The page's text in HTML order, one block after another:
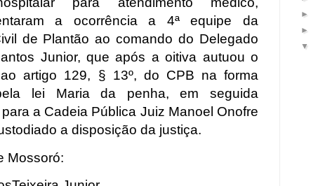
a ocorrência a 4ª equipe da
de Plantão ao comando do Delegado
Junior, que após a oitiva autuou o
artigo 129, § 13º, do CPB na forma
lei Maria da penha, em seguida
a Cadeia Pública Juiz Manoel Onofre
a disposição da justiça.
Mossoró:
►
►
▼